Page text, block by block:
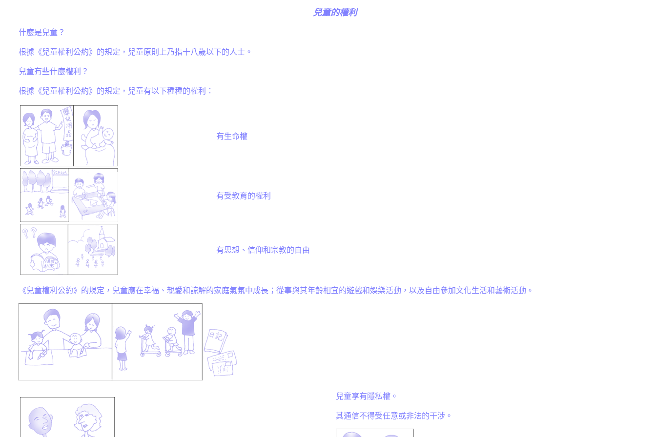
兒童的權利
什麼是兒童？
根據《兒童權利公約》的規定，兒童原則上乃指十八歲以下的人士。
兒童有些什麼權利？
根據《兒童權利公約》的規定，兒童有以下種種的權利：
有生命權
有受教育的權利
有思想、信仰和宗教的自由
《兒童權利公約》的規定，兒童應在幸福、親愛和諒解的家庭氣氛中成長；從事與其年齡相宜的遊戲和娛樂活動，以及自由參加文化生活和藝術活動。
兒童享有隱私權。
其通信不得受任意或非法的干涉。